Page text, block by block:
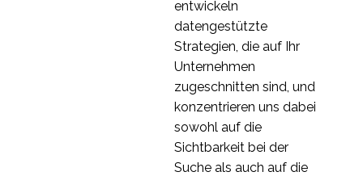
entwickeln
datengestützte
Strategien, die auf Ihr
Unternehmen
zugeschnitten sind, und
konzentrieren uns dabei
sowohl auf die
Sichtbarkeit bei der
Suche als auch auf die